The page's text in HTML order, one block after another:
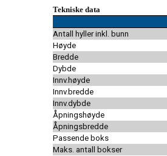
Tekniske data
Antall hyller inkl. bunn
Høyde
Bredde
Dybde
Innv.høyde
Innv.bredde
Innv.dybde
Åpningshøyde
Åpningsbredde
Passende boks
Maks. antall bokser